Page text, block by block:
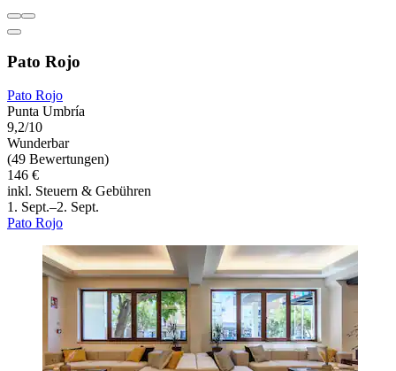
Pato Rojo
Pato Rojo
Punta Umbría
9,2/10
Wunderbar
(49 Bewertungen)
146 €
inkl. Steuern & Gebühren
1. Sept.–2. Sept.
Pato Rojo